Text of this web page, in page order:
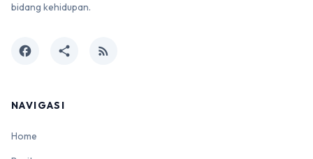
bidang kehidupan.
facebook share rss_feed
NAVIGASI
Home